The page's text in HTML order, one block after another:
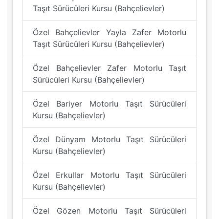
Taşıt Sürücüleri Kursu (Bahçelievler)
Özel Bahçelievler Yayla Zafer Motorlu
Taşıt Sürücüleri Kursu (Bahçelievler)
Özel Bahçelievler Zafer Motorlu Taşıt
Sürücüleri Kursu (Bahçelievler)
Özel Bariyer Motorlu Taşıt Sürücüleri
Kursu (Bahçelievler)
Özel Dünyam Motorlu Taşıt Sürücüleri
Kursu (Bahçelievler)
Özel Erkullar Motorlu Taşıt Sürücüleri
Kursu (Bahçelievler)
Özel Gözen Motorlu Taşıt Sürücüleri